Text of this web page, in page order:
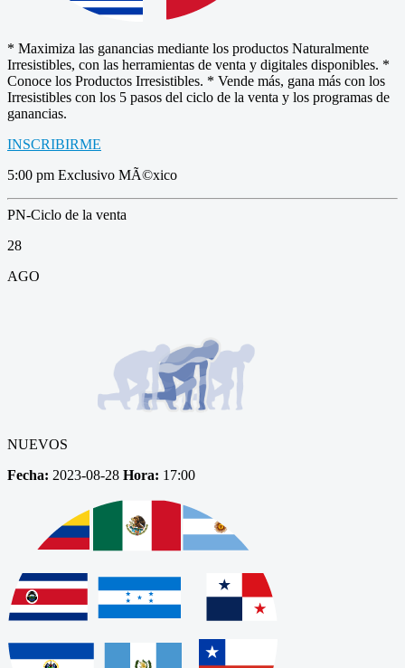
* Maximiza las ganancias mediante los productos Naturalmente
Irresistibles, con las herramientas de venta y digitales disponibles. *
Conoce los Productos Irresistibles. * Vende más, gana más con los
Irresistibles con los 5 pasos del ciclo de la venta y los programas de
ganancias.
INSCRIBIRME
5:00 pm Exclusivo MÃ©xico
PN-Ciclo de la venta
28
AGO
NUEVOS
Fecha: 2023-08-28 Hora: 17:00